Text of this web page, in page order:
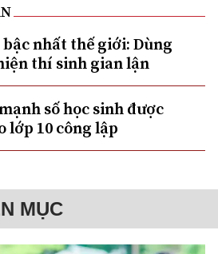
nhất thế giới: Dùng
thí sinh gian lận
số học sinh được
lớp 10 công lập
MỤC